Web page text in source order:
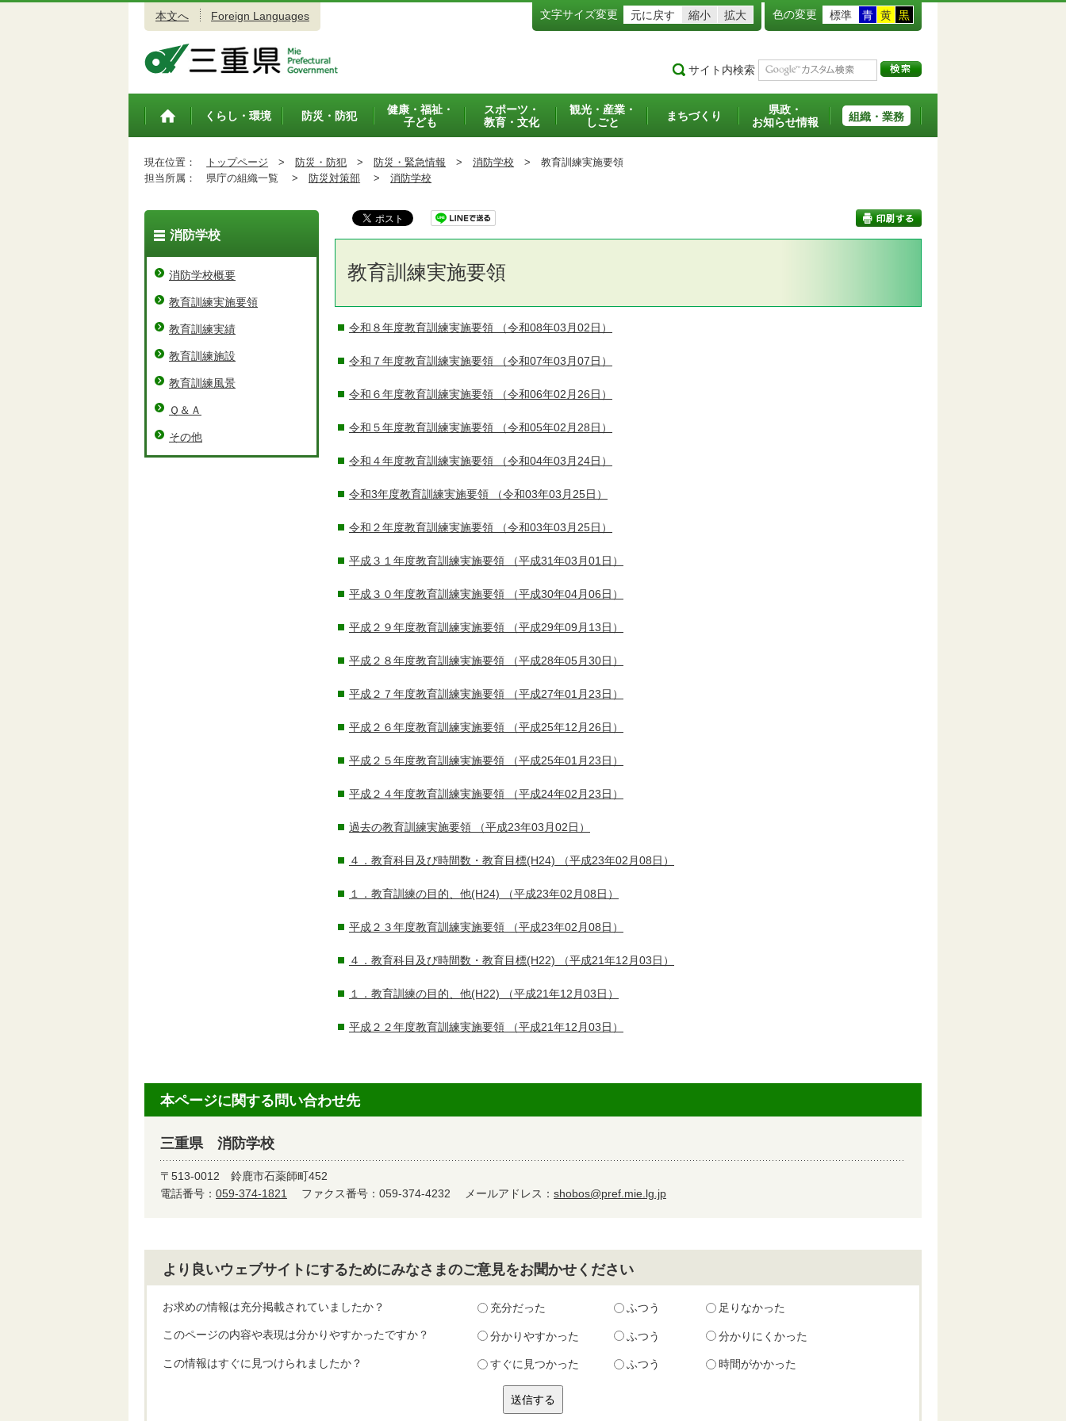
本文へ Foreign Languages 文字サイズ変更 元に戻す 縮小 拡大 色の変更 標準 青 黄 黒
サイト内検索
トップペ
くらし・環境 防災・防犯
健康・福祉・
子ども
スポーツ・
教育・文化
観光・産業・
しごと
まちづくり
県政・
お知らせ情報
組織・業務
現在位置： トップページ > 防災・防犯 > 防災・緊急情報 > 消防学校 > 教育訓練実施要領
担当所属：
県庁の組織一覧 > 防災対策部 > 消防学校
教育訓練実施要領
令和８年度教育訓練実施要領 （令和08年03月02日）
令和７年度教育訓練実施要領 （令和07年03月07日）
令和６年度教育訓練実施要領 （令和06年02月26日）
令和５年度教育訓練実施要領 （令和05年02月28日）
令和４年度教育訓練実施要領 （令和04年03月24日）
令和3年度教育訓練実施要領 （令和03年03月25日）
令和２年度教育訓練実施要領 （令和03年03月25日）
平成３１年度教育訓練実施要領 （平成31年03月01日）
平成３０年度教育訓練実施要領 （平成30年04月06日）
平成２９年度教育訓練実施要領 （平成29年09月13日）
平成２８年度教育訓練実施要領 （平成28年05月30日）
平成２７年度教育訓練実施要領 （平成27年01月23日）
平成２６年度教育訓練実施要領 （平成25年12月26日）
平成２５年度教育訓練実施要領 （平成25年01月23日）
平成２４年度教育訓練実施要領 （平成24年02月23日）
過去の教育訓練実施要領 （平成23年03月02日）
４．教育科目及び時間数・教育目標(H24) （平成23年02月08日）
１．教育訓練の目的、他(H24) （平成23年02月08日）
平成２３年度教育訓練実施要領 （平成23年02月08日）
４．教育科目及び時間数・教育目標(H22) （平成21年12月03日）
１．教育訓練の目的、他(H22) （平成21年12月03日）
平成２２年度教育訓練実施要領 （平成21年12月03日）
消防学校
消防学校概要
教育訓練実施要領
教育訓練実績
教育訓練施設
教育訓練風景
Ｑ＆Ａ
その他
本ページに関する問い合わせ先
三重県 消防学校
〒513-0012 鈴鹿市石薬師町452
電話番号： 059-374-1821 ファクス番号：059-374-4232 メールアドレス： shobos@pref.mie.lg.jp
より良いウェブサイトにするためにみなさまのご意見をお聞かせください
お求めの情報は充分掲載されていましたか？ 充分だった ふつう 足りなかった
このページの内容や表現は分かりやすかったですか？ 分かりやすかった ふつう 分かりにくかった
この情報はすぐに見つけられましたか？ すぐに見つかった ふつう 時間がかかった